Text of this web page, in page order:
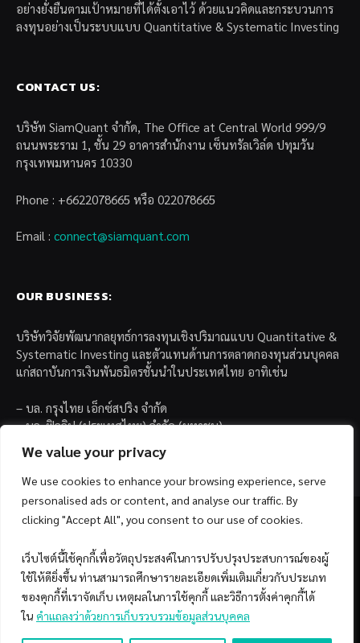
We value your privacy
We use cookies to enhance your browsing experience, serve
personalised ads or content, and analyse our traffic. By
clicking "Accept All", you consent to our use of cookies.
เว็บไซต์นี้ใช้คุกกี้เพื่อวัตถุประสงค์ในการปรับปรุงประสบการณ์ของผู้
ใช้ให้ดียิ่งขึ้น ท่านสามารถศึกษารายละเอียดเพิ่มเติมเกี่ยวกับประเภท
ของคุกกี้ที่เราจัดเก็บ เหตุผลในการใช้คุกกี้ และวิธีการตั้งค่าคุกกี้ได้
ใน คำแถลงว่าด้วยการเก็บรวบรวมข้อมูลส่วนบุคคล
อย่างยั่งยืนตามเป้าหมายที่ได้ตั้งเอาไว้ ด้วยแนวคิดและกระบวนการ
ลงทุนอย่างเป็นระบบแบบ Quantitative & Systematic Investing
CONTACT US:
บริษัท SiamQuant จำกัด, The Office at Central World 999/9
ถนนพระราม 1, ชั้น 29 อาคารสำนักงาน เซ็นทรัลเวิล์ด ปทุมวัน
กรุงเทพมหานคร 10330
Phone : +6622078665 หรือ 022078665
Email : connect@siamquant.com
OUR BUSINESS:
บริษัทวิจัยพัฒนากลยุทธ์การลงทุนเชิงปริมาณแบบ Quantitative &
Systematic Investing และตัวแทนด้านการตลาดกองทุนส่วนบุคคล
แก่สถาบันการเงินพันธมิตรชั้นนำในประเทศไทย อาทิเช่น
– บล. กรุงไทย เอ็กซ์สปริง จำกัด
– บล. ฟิลลิป (ประเทศไทย) จำกัด (มหาชน)
FacebookYouTube
© 2026 Copyright by SiamQuant.